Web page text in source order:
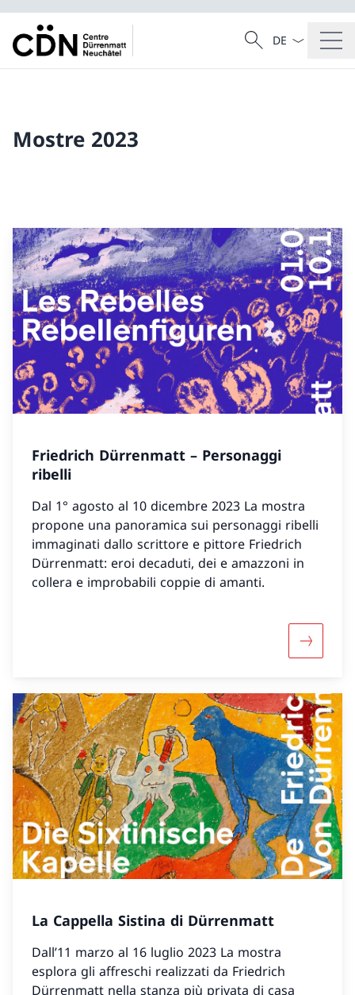
Cercare
Ricerca
Dal menu a
Mostre 2023
Friedrich Dürrenmatt – Personaggi
ribelli
Dal 1° agosto al 10 dicembre 2023 La mostra
propone una panoramica sui personaggi ribelli
immaginati dallo scrittore e pittore Friedrich
Dürrenmatt: eroi decaduti, dei e amazzoni in
collera e improbabili coppie di amanti.
La Cappella Sistina di Dürrenmatt
Dall’11 marzo al 16 luglio 2023 La mostra
esplora gli affreschi realizzati da Friedrich
Dürrenmatt nella stanza più privata di casa